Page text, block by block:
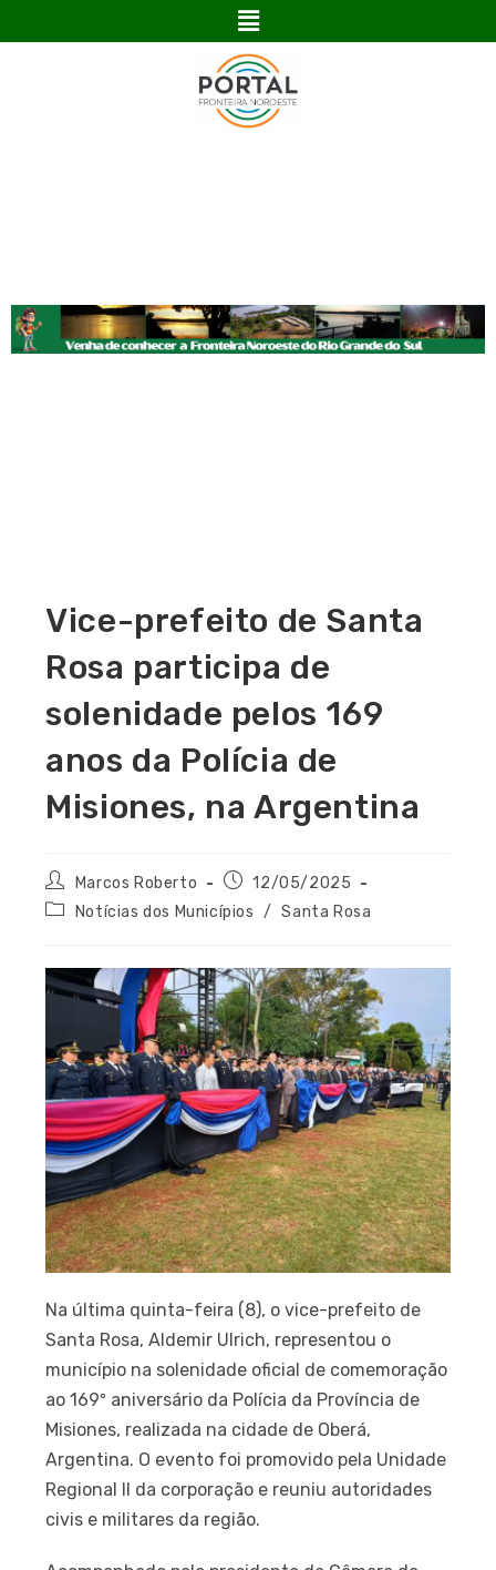
Vice-prefeito de Santa
Rosa participa de
solenidade pelos 169
anos da Polícia de
Misiones, na Argentina
Marcos Roberto
12/05/2025
Notícias dos Municípios
/ Santa Rosa
Na última quinta-feira (8), o vice-prefeito de
Santa Rosa, Aldemir Ulrich, representou o
município na solenidade oficial de comemoração
ao 169º aniversário da Polícia da Província de
Misiones, realizada na cidade de Oberá,
Argentina. O evento foi promovido pela Unidade
Regional II da corporação e reuniu autoridades
civis e militares da região.